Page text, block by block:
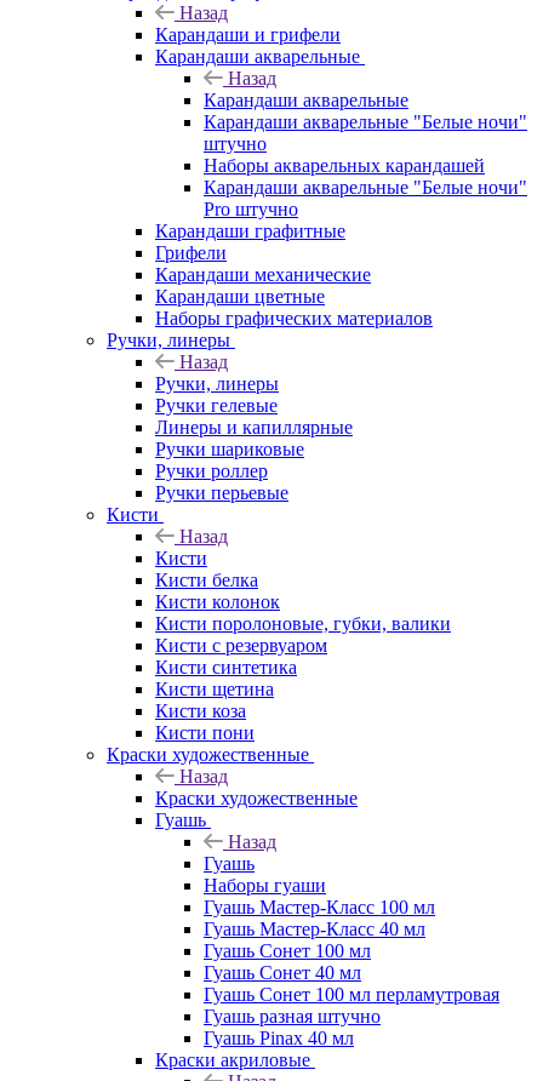
Назад
Карандаши и грифели
Карандаши акварельные
Назад
Карандаши акварельные
Карандаши акварельные "Белые ночи"
штучно
Наборы акварельных карандашей
Карандаши акварельные "Белые ночи"
Pro штучно
Карандаши графитные
Грифели
Карандаши механические
Карандаши цветные
Наборы графических материалов
Ручки, линеры
Назад
Ручки, линеры
Ручки гелевые
Линеры и капиллярные
Ручки шариковые
Ручки роллер
Ручки перьевые
Кисти
Назад
Кисти
Кисти белка
Кисти колонок
Кисти поролоновые, губки, валики
Кисти с резервуаром
Кисти синтетика
Кисти щетина
Кисти коза
Кисти пони
Краски художественные
Назад
Краски художественные
Гуашь
Назад
Гуашь
Наборы гуаши
Гуашь Мастер-Класс 100 мл
Гуашь Мастер-Класс 40 мл
Гуашь Сонет 100 мл
Гуашь Сонет 40 мл
Гуашь Сонет 100 мл перламутровая
Гуашь разная штучно
Гуашь Pinax 40 мл
Краски акриловые